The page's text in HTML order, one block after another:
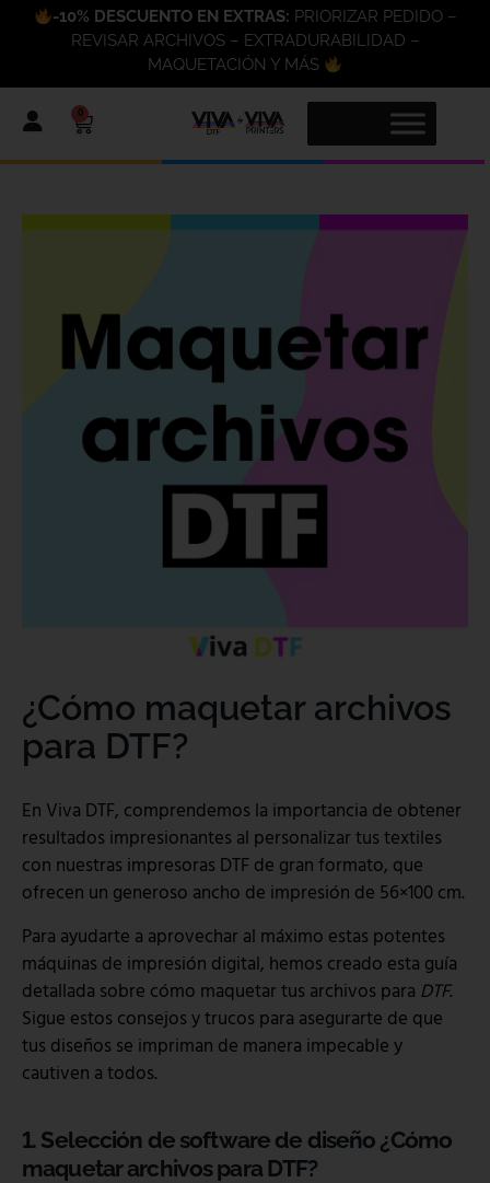
-10% DESCUENTO EN EXTRAS: PRIORIZAR PEDIDO –
REVISAR ARCHIVOS – EXTRADURABILIDAD –
MAQUETACIÓN Y MÁS
0
¿Cómo maquetar archivos
para DTF?
En Viva DTF, comprendemos la importancia de obtener
resultados impresionantes al personalizar tus textiles
con nuestras impresoras DTF de gran formato, que
ofrecen un generoso ancho de impresión de 56×100 cm.
Para ayudarte a aprovechar al máximo estas potentes
máquinas de impresión digital, hemos creado esta guía
detallada sobre cómo maquetar tus archivos para DTF.
Sigue estos consejos y trucos para asegurarte de que
tus diseños se impriman de manera impecable y
cautiven a todos.
1. Selección de software de diseño ¿Cómo
maquetar archivos para DTF?